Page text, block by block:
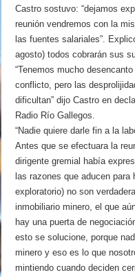
Castro sostuvo: “dejamos
reunión vendremos con la
las fuentes salariales”.
agosto) todos cobrarán sus
“Tenemos mucho
conflicto, pero las
dificultan” dijo Castro en
Radio Río Gallegos.
“Nadie quiere darle fin a la
Antes que se efectuara la
dirigente gremial había
las razones que aducen
exploratorio) no son
inmobiliario minero, el que
hay una puerta de
esto se solucione, porque
minero y eso es lo que
mintiendo cuando deciden